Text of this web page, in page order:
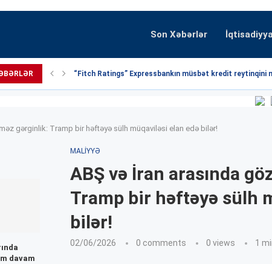
Son Xəbərlər
“Fitch Ratings” Expressbankın müsbət kredit reytinqini
gərginlik: Tramp bir həftəyə sülh müqaviləsi elan edə bilər!
MALIYYƏ
ABŞ və İran arasında
Tramp bir həftəyə sülh
bilər!
02/06/2026 0 comments 0 views 1
davam